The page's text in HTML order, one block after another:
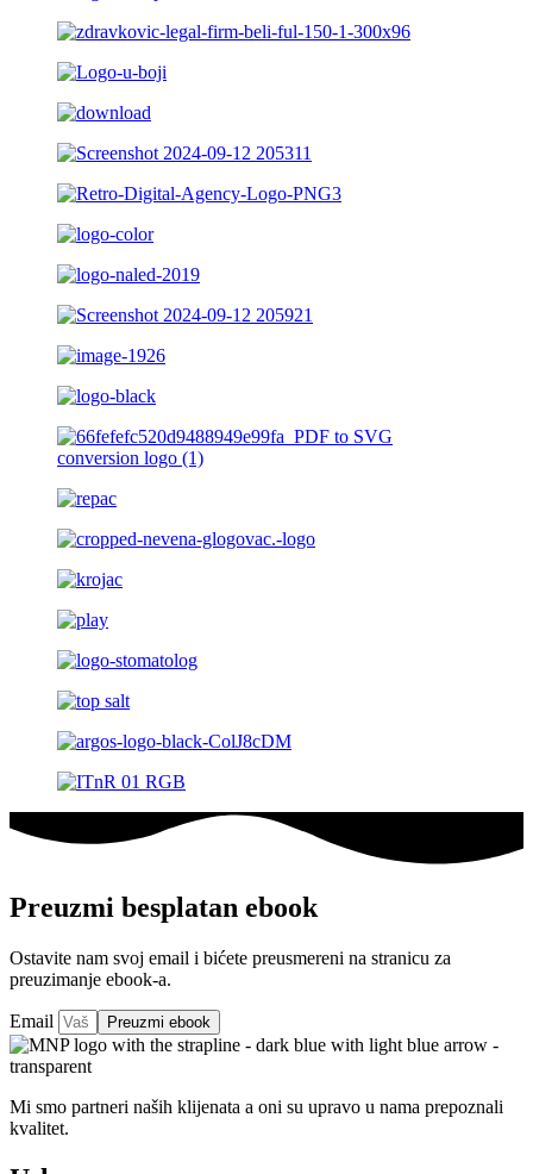
Preuzmi besplatan ebook
Ostavite nam svoj email i bićete preusmereni na stranicu za
preuzimanje ebook-a.
Email Preuzmi ebook
Mi smo partneri naših klijenata a oni su upravo u nama prepoznali
kvalitet.